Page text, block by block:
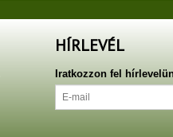
HÍRLEVÉL
Iratkozzon fel